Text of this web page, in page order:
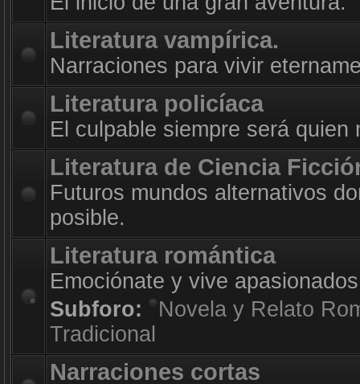
Literatura vampírica.
Narraciones para vivir
Literatura policíaca
El culpable siempre será quien
Literatura de Ciencia
Futuros mundos alternativos
posible.
Literatura romántica
Emociónate y vive
Subforo:
Novela y Relato
Tradicional
Narraciones cortas